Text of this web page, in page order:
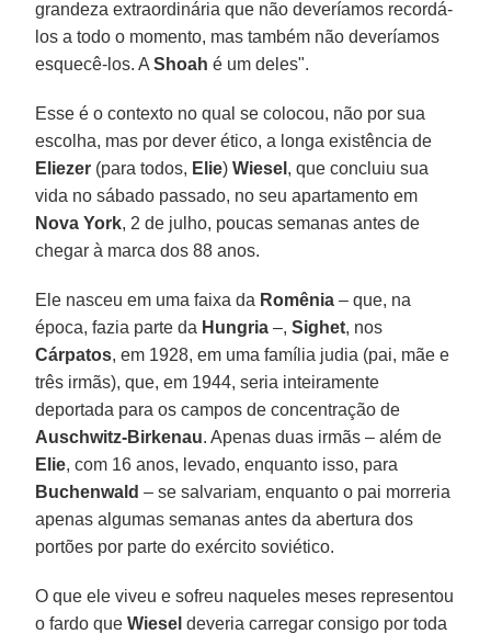
grandeza extraordinária que não deveríamos recordá-
los a todo o momento, mas também não deveríamos
esquecê-los. AShoah é um deles".
Esse é o contexto no qual se colocou, não por sua
escolha, mas por dever ético, a longa existência de
Eliezer (para todos, Elie)Wiesel , que concluiu sua
vida no sábado passado, no seu apartamento em
Nova York, 2 de julho, poucas semanas antes de
chegar à marca dos 88 anos.
Ele nasceu em uma faixa da Romênia – que, na
época, fazia parte da Hungria –,Sighet, nos
Cárpatos, em 1928, em uma família judia (pai, mãe e
três irmãs), que, em 1944, seria inteiramente
deportada para os campos de concentração de
Auschwitz-Birkenau. Apenas duas irmãs – além de
Elie, com 16 anos, levado, enquanto isso, para
Buchenwald – se salvariam, enquanto o pai morreria
apenas algumas semanas antes da abertura dos
portões por parte do exército soviético.
O que ele viveu e sofreu naqueles meses representou
o fardo queWiesel deveria carregar consigo por toda